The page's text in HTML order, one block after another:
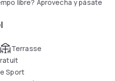
libre? Aprovecha y pásate
Terrasse
Sport